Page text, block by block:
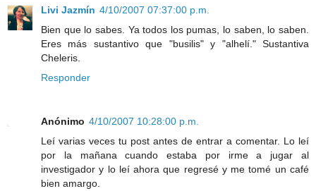
Livi Jazmín 4/10/2007 07:37:00 p.m.
Bien que lo sabes. Ya todos los pumas, lo saben, lo saben.
Eres más sustantivo que "busilis" y "alhelí." Sustantiva
Cheleris.
Responder
Anónimo 4/10/2007 10:28:00 p.m.
Leí varias veces tu post antes de entrar a comentar. Lo leí
por la mañana cuando estaba por irme a jugar al
investigador y lo leí ahora que regresé y me tomé un café
bien amargo.